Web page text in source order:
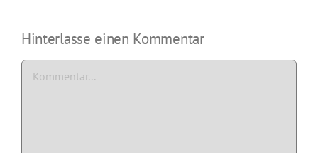
Hinterlasse einen Kommentar
Kommentar